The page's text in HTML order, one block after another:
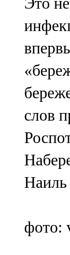
слов
Наиль
фото: